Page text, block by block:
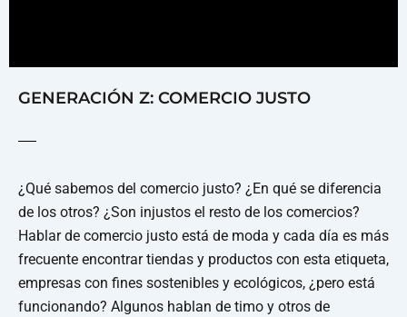
GENERACIÓN Z: COMERCIO JUSTO
¿Qué sabemos del comercio justo? ¿En qué se diferencia
de los otros? ¿Son injustos el resto de los comercios?
Hablar de comercio justo está de moda y cada día es más
frecuente encontrar tiendas y productos con esta etiqueta,
empresas con fines sostenibles y ecológicos, ¿pero está
funcionando? Algunos hablan de timo y otros de